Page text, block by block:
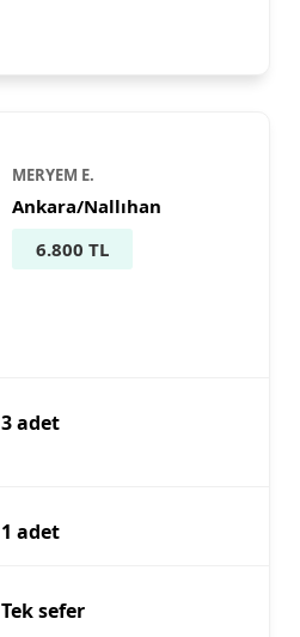
MERYEM E.
Ankara/Nallıhan
6.800 TL
3 adet
1 adet
Tek sefer